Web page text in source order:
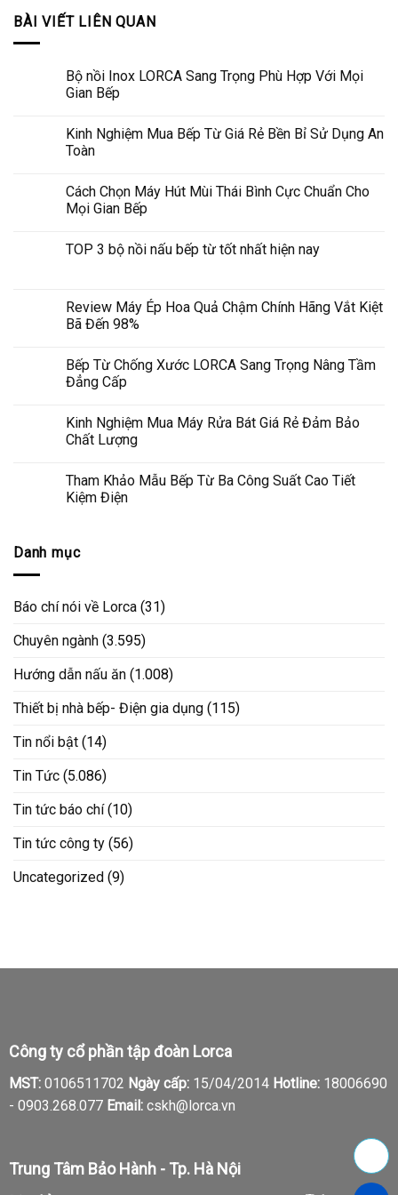
BÀI VIẾT LIÊN QUAN
Bộ nồi Inox LORCA Sang Trọng Phù Hợp Với Mọi
Gian Bếp
Kinh Nghiệm Mua Bếp Từ Giá Rẻ Bền Bỉ Sử Dụng An
Toàn
Cách Chọn Máy Hút Mùi Thái Bình Cực Chuẩn Cho
Mọi Gian Bếp
TOP 3 bộ nồi nấu bếp từ tốt nhất hiện nay
Review Máy Ép Hoa Quả Chậm Chính Hãng Vắt Kiệt
Bã Đến 98%
Bếp Từ Chống Xước LORCA Sang Trọng Nâng Tầm
Đẳng Cấp
Kinh Nghiệm Mua Máy Rửa Bát Giá Rẻ Đảm Bảo
Chất Lượng
Tham Khảo Mẫu Bếp Từ Ba Công Suất Cao Tiết
Kiệm Điện
Danh mục
Báo chí nói về Lorca (31)
Chuyên ngành (3.595)
Hướng dẫn nấu ăn (1.008)
Thiết bị nhà bếp- Điện gia dụng (115)
Tin nổi bật (14)
Tin Tức (5.086)
Tin tức báo chí(10)
Tin tức công ty (56)
Uncategorized (9)
Công ty cổ phần tập đoàn Lorca
MST:0106511702 Ngày cấp:15/04/2014 Hotline:18006690
- 0903.268.077 Email:cskh@lorca.vn
Trung Tâm Bảo Hành - Tp. Hà Nội